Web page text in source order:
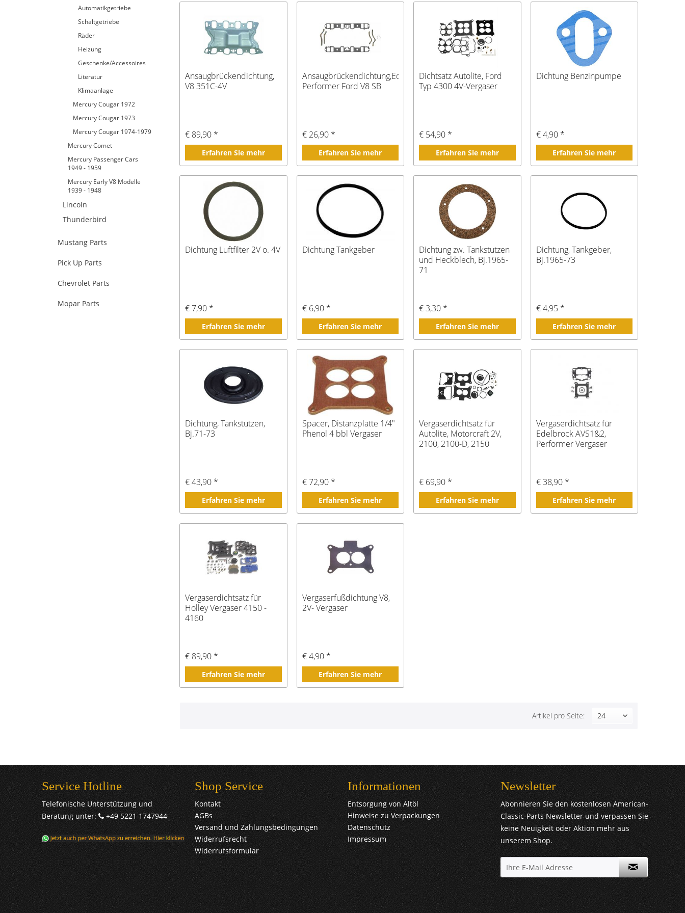
Automatikgetriebe
Schaltgetriebe
Räder
Heizung
Geschenke/Accessoires
Literatur
Klimaanlage
Mercury Cougar 1972
Mercury Cougar 1973
Mercury Cougar 1974-1979
Mercury Comet
Mercury Passenger Cars
1949 - 1959
Mercury Early V8 Modelle
1939 - 1948
Lincoln
Thunderbird
Mustang Parts
Pick Up Parts
Chevrolet Parts
Mopar Parts
Ansaugbrückendichtung,
V8 351C-4V
€ 89,90 *
Erfahren Sie mehr
Ansaugbrückendichtung,Edelbrock
Performer Ford V8 SB
€ 26,90 *
Erfahren Sie mehr
Dichtsatz Autolite, Ford
Typ 4300 4V-Vergaser
€ 54,90 *
Erfahren Sie mehr
Dichtung Benzinpumpe
€ 4,90 *
Erfahren Sie mehr
Dichtung Luftfilter 2V o. 4V
€ 7,90 *
Erfahren Sie mehr
Dichtung Tankgeber
€ 6,90 *
Erfahren Sie mehr
Dichtung zw. Tankstutzen
und Heckblech, Bj.1965-
71
€ 3,30 *
Erfahren Sie mehr
Dichtung, Tankgeber,
Bj.1965-73
€ 4,95 *
Erfahren Sie mehr
Dichtung, Tankstutzen,
Bj.71-73
€ 43,90 *
Erfahren Sie mehr
Spacer, Distanzplatte 1/4"
Phenol 4 bbl Vergaser
€ 72,90 *
Erfahren Sie mehr
Vergaserdichtsatz für
Autolite, Motorcraft 2V,
2100, 2100-D, 2150
€ 69,90 *
Erfahren Sie mehr
Vergaserdichtsatz für
Edelbrock AVS1&2,
Performer Vergaser
€ 38,90 *
Erfahren Sie mehr
Vergaserdichtsatz für
Holley Vergaser 4150 -
4160
€ 89,90 *
Erfahren Sie mehr
Vergaserfußdichtung V8,
2V- Vergaser
€ 4,90 *
Erfahren Sie mehr
Artikel pro Seite:
Service Hotline
Telefonische Unterstützung und
Beratung unter:
+49 5221 1747944
Shop Service
Kontakt
AGBs
Versand und Zahlungsbedingungen
Widerrufsrecht
Widerrufsformular
Informationen
Entsorgung von Altöl
Hinweise zu Verpackungen
Datenschutz
Impressum
Newsletter
Abonnieren Sie den kostenlosen American-
Classic-Parts Newsletter und verpassen Sie
keine Neuigkeit oder Aktion mehr aus
unserem Shop.